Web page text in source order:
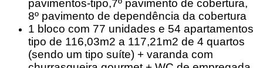
pavimentos-tipo,7º pavimento de cobertura,
8º pavimento de dependência da cobertura
1 bloco com 77 unidades e 54 apartamentos
tipo de 116,03m2 a 117,21m2 de 4 quartos
(sendo um tipo suíte) + varanda com